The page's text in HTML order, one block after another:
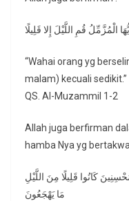
الْمُزَّمِّلُ قُمِ اللَّيْلَ إِلا قَلِيلًا
“Wahai orang yg
malam) kecuali sedikit.”
QS. Al-Muzammil 1-2
Allah juga berfirman
hamba Nya yg
كَانُوا قَلِيلًا مِنَ اللَّيْلِ
مَا يَهْجَعُونَ